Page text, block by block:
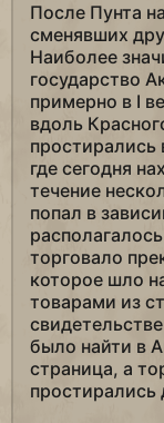
После Пунта
сменявших
Наиболее
государство
примерно в I
вдоль
где сегодня
течение
попал в
торговало
которое шло
товарами из
было найти в
страница, а